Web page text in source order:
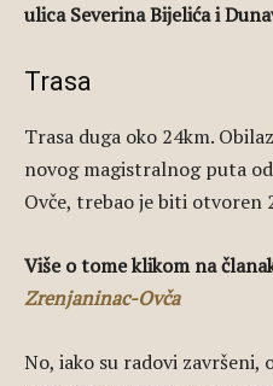
ulica Severina Bijelića i
Trasa
Trasa duga oko 24km.
novog magistralnog puta
Ovče, trebao je biti otvoren
Više o tome klikom na
Zrenjaninac-Ovča
No, iako su radovi završeni,